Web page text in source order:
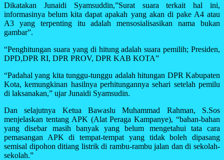
Dikatakan Junaidi Syamsuddin,”Surat suara terkait hal ini,
informasinya belum kita dapat apakah yang akan di pake A4 atau
A3 yang terpenting itu adalah mensosialisasikan nama bukan
gambar”.
“Penghitungan suara yang di hitung adalah suara pemilih; Presiden,
DPD,DPR RI, DPR PROV, DPR KAB KOTA”
“Padahal yang kita tunggu-tunggu adalah hitungan DPR Kabupaten
Kota, kemungkinan hasilnya perhitungannya sehari setelah pemilu
di laksanakan,” ujar Junaidi Syamsudin.
Dan selajutnya Ketua Bawaslu Muhammad Rahman, S.Sos
menjelaskan tentang APK (Alat Peraga Kampanye), “bahan-bahan
yang disebar masih banyak yang belum mengetahui tata cara
pemasangan APK di tempat-tempat yang tidak boleh dipasang
semisal dipohon ditiang listrik di rambu-rambu jalan dan di sekolah-
sekolah.”